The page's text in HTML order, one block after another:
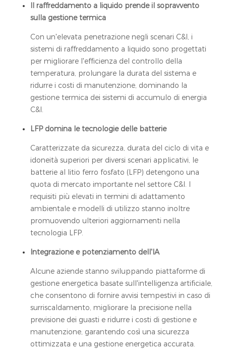
Il raffreddamento a liquido prende il sopravvento
sulla gestione termica
Con un'elevata penetrazione negli scenari C&I, i
sistemi di raffreddamento a liquido sono progettati
per migliorare l'efficienza del controllo della
temperatura, prolungare la durata del sistema e
ridurre i costi di manutenzione, dominando la
gestione termica dei sistemi di accumulo di energia
C&I.
LFP domina le tecnologie delle batterie
Caratterizzate da sicurezza, durata del ciclo di vita e
idoneità superiori per diversi scenari applicativi, le
batterie al litio ferro fosfato (LFP) detengono una
quota di mercato importante nel settore C&I. I
requisiti più elevati in termini di adattamento
ambientale e modelli di utilizzo stanno inoltre
promuovendo ulteriori aggiornamenti nella
tecnologia LFP.
Integrazione e potenziamento dell'IA
Alcune aziende stanno sviluppando piattaforme di
gestione energetica basate sull'intelligenza artificiale,
che consentono di fornire avvisi tempestivi in caso di
surriscaldamento, migliorare la precisione nella
previsione dei guasti e ridurre i costi di gestione e
manutenzione, garantendo così una sicurezza
ottimizzata e una gestione energetica accurata.